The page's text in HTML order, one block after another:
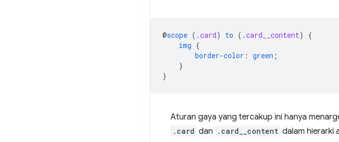
@scope ( .card) to ( .card__content)
{
img {
border-color : green ;
}
}
Aturan gaya yang tercakup ini hanya
.card dan .card__content dalam hierarki